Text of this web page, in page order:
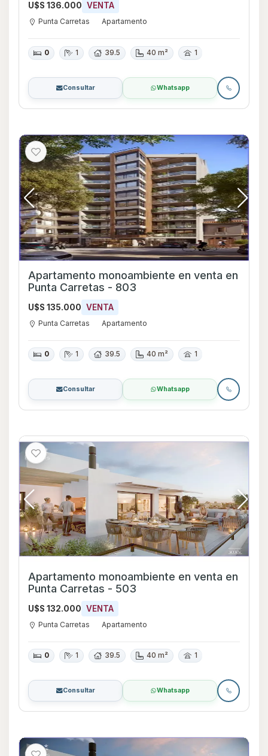
U$S 136.000 VENTA
Punta Carretas Apartamento
0 1 39.5 40 m² 1
Consultar Whatsapp
Apartamento monoambiente en venta en
Punta Carretas - 803
U$S 135.000 VENTA
Punta Carretas Apartamento
0 1 39.5 40 m² 1
Consultar Whatsapp
Apartamento monoambiente en venta en
Punta Carretas - 503
U$S 132.000 VENTA
Punta Carretas Apartamento
0 1 39.5 40 m² 1
Consultar Whatsapp